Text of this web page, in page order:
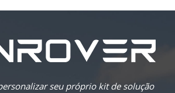
seu próprio kit de solução